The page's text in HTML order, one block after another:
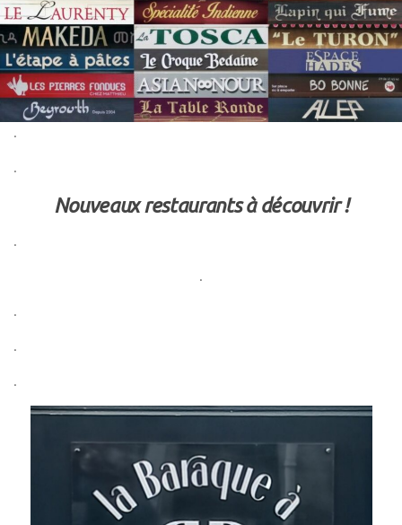
.
.
Nouveaux restaurants à découvrir !
.
.
.
.
.